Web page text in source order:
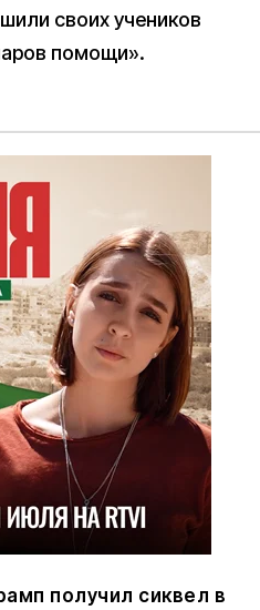
своих учеников
помощи».
получил сиквел в